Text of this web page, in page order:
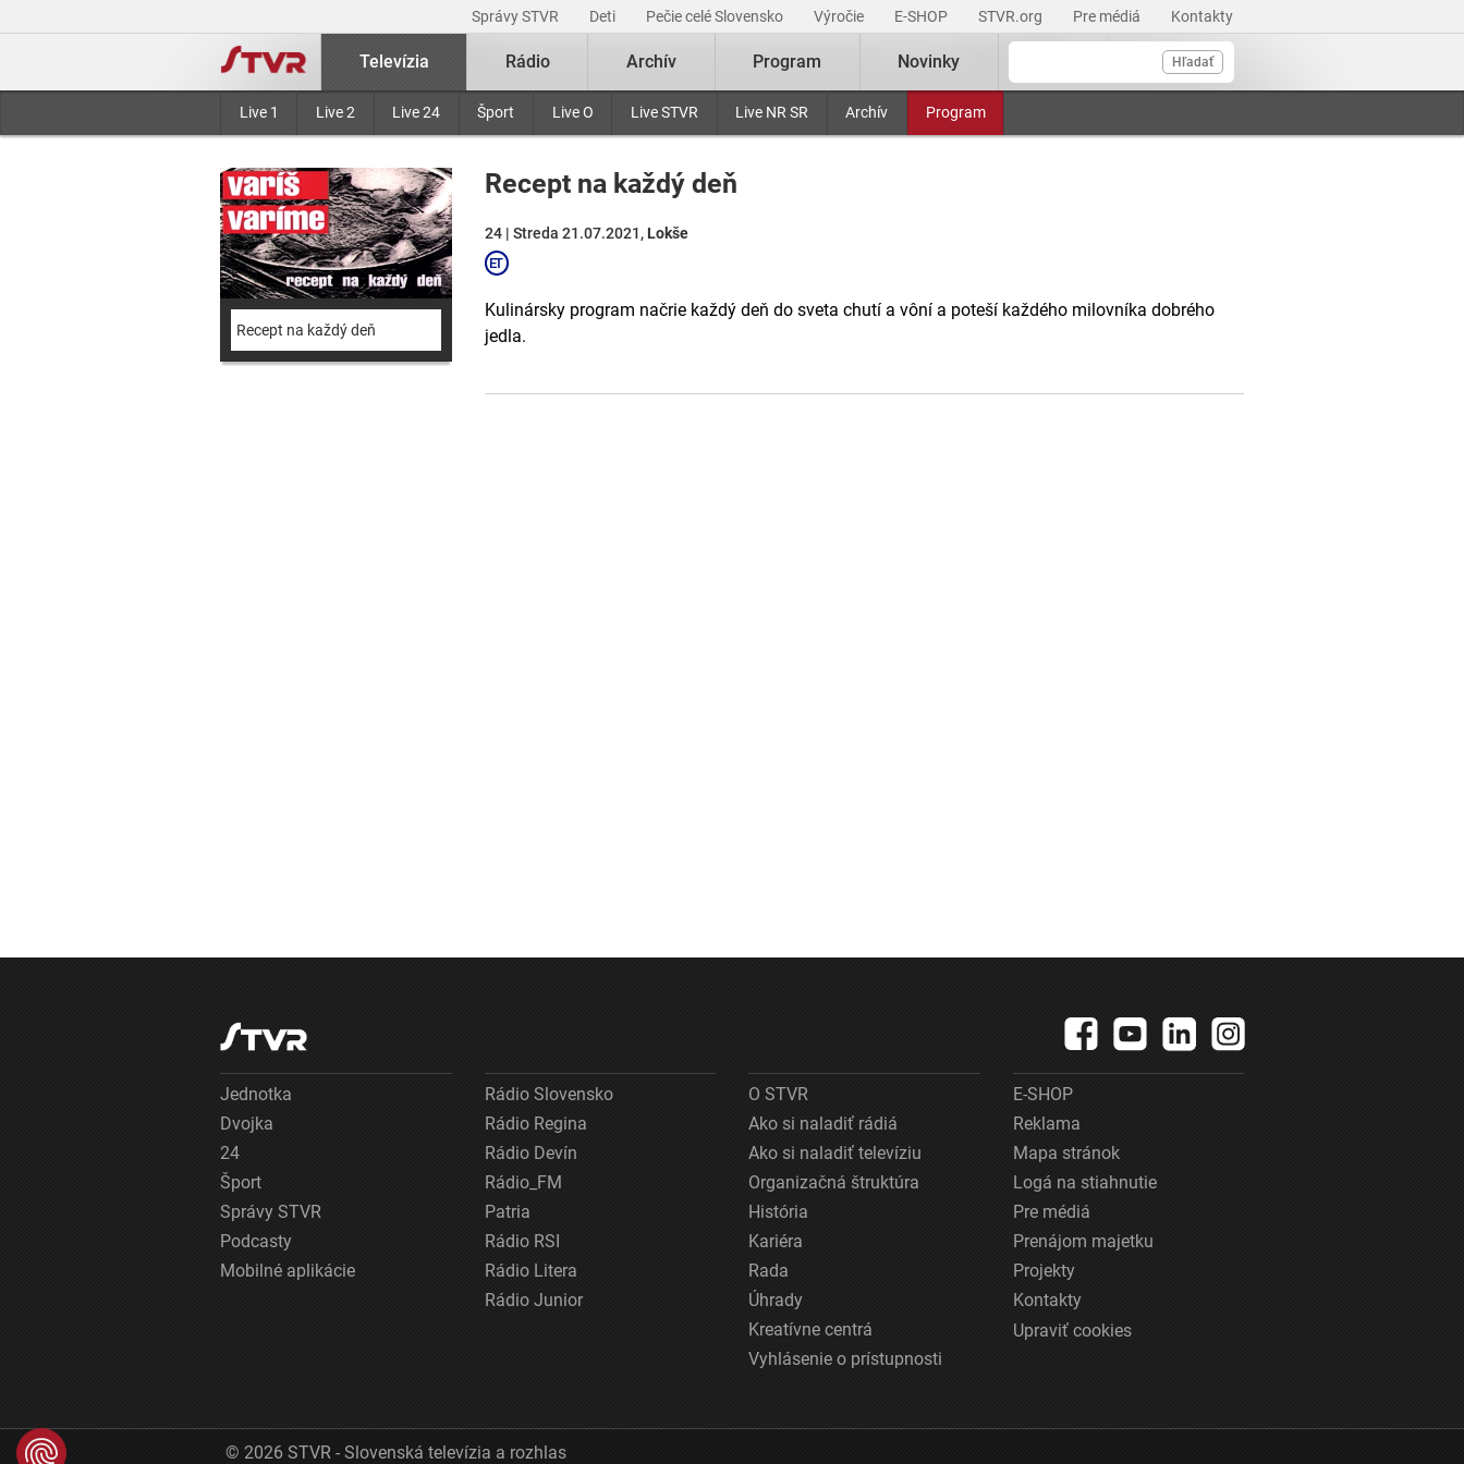
Správy STVR Deti Pečie celé Slovensko Výročie E-SHOP STVR.org Pre médiá Kontakty
Hľadať
Televízia
Live 1 Live 2 Live 24 Šport Live O Live STVR Live NR SR Archív Program
Rádio Archív Program Novinky
Recept na každý deň
Recept na každý deň
24 | Streda 21.07.2021, Lokše
Kulinársky program načrie každý deň do sveta chutí a vôní a poteší každého milovníka dobrého
jedla.
Jednotka
Dvojka
24
Šport
Správy STVR
Podcasty
Mobilné aplikácie
Rádio Slovensko
Rádio Regina
Rádio Devín
Rádio_FM
Patria
Rádio RSI
Rádio Litera
Rádio Junior
O STVR
Ako si naladiť rádiá
Ako si naladiť televíziu
Organizačná štruktúra
História
Kariéra
Rada
Úhrady
Kreatívne centrá
Vyhlásenie o prístupnosti
E-SHOP
Reklama
Mapa stránok
Logá na stiahnutie
Pre médiá
Prenájom majetku
Projekty
Kontakty
Upraviť cookies
© 2026 STVR - Slovenská televízia a rozhlas